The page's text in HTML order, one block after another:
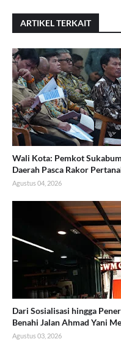
ARTIKEL TERKAIT
Wali Kota: Pemkot
Daerah Pasca Rakor
Agustus 04, 2026
Dari Sosialisasi hingga
Benahi Jalan Ahmad Yani
Agustus 03, 2026